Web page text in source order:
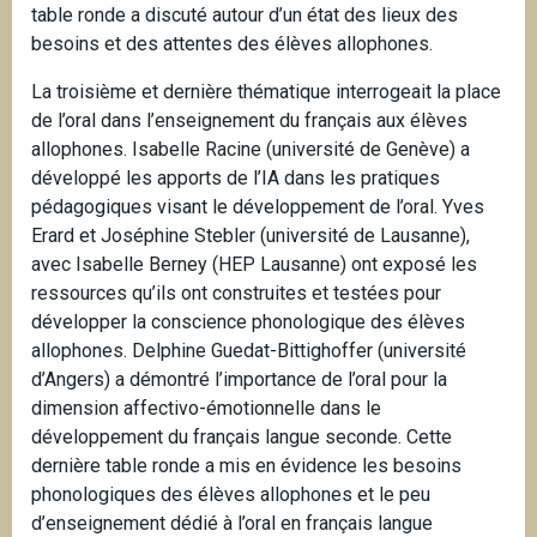
table ronde a discuté autour d’un état des lieux des
besoins et des attentes des élèves allophones.
La troisième et dernière thématique interrogeait la place
de l’oral dans l’enseignement du français aux élèves
allophones. Isabelle Racine (université de Genève) a
développé les apports de l’IA dans les pratiques
pédagogiques visant le développement de l’oral. Yves
Erard et Joséphine Stebler (université de Lausanne),
avec Isabelle Berney (HEP Lausanne) ont exposé les
ressources qu’ils ont construites et testées pour
développer la conscience phonologique des élèves
allophones. Delphine Guedat-Bittighoffer (université
d’Angers) a démontré l’importance de l’oral pour la
dimension affectivo-émotionnelle dans le
développement du français langue seconde. Cette
dernière table ronde a mis en évidence les besoins
phonologiques des élèves allophones et le peu
d’enseignement dédié à l’oral en français langue